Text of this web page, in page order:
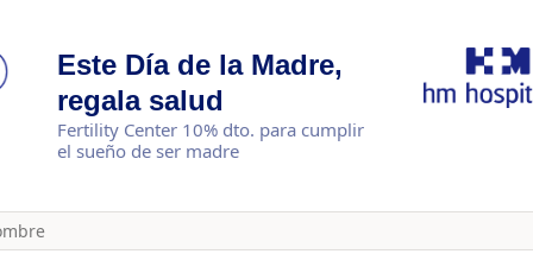
Este Día de la Madre,
regala salud
Fertility Center 10% dto. para cumplir
el sueño de ser madre